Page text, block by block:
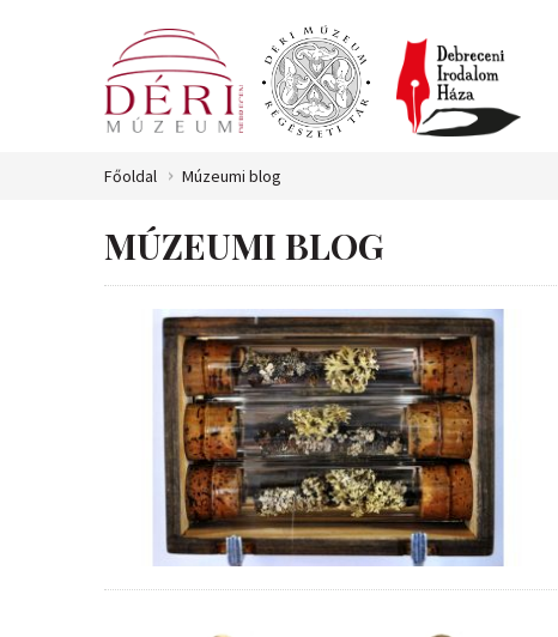
Főoldal Múzeumi blog
MÚZEUMI BLOG